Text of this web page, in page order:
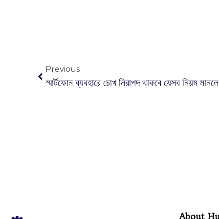
Previous
স্মার্টফোন ব্যবহারে চোখ নিরাপদ থাকবে যেসব নিয়ম মানলে
About